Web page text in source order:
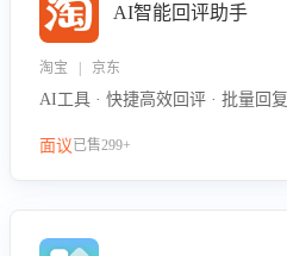
AI智能回评助手
淘宝 | 京东
AI工具 · 快捷高效回评 · 批量回复
面议已售299+